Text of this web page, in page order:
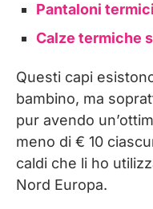
Pantaloni
Calze termiche
Questi capi
bambino, ma
pur avendo
meno di € 10
caldi che li ho
Nord Europa.